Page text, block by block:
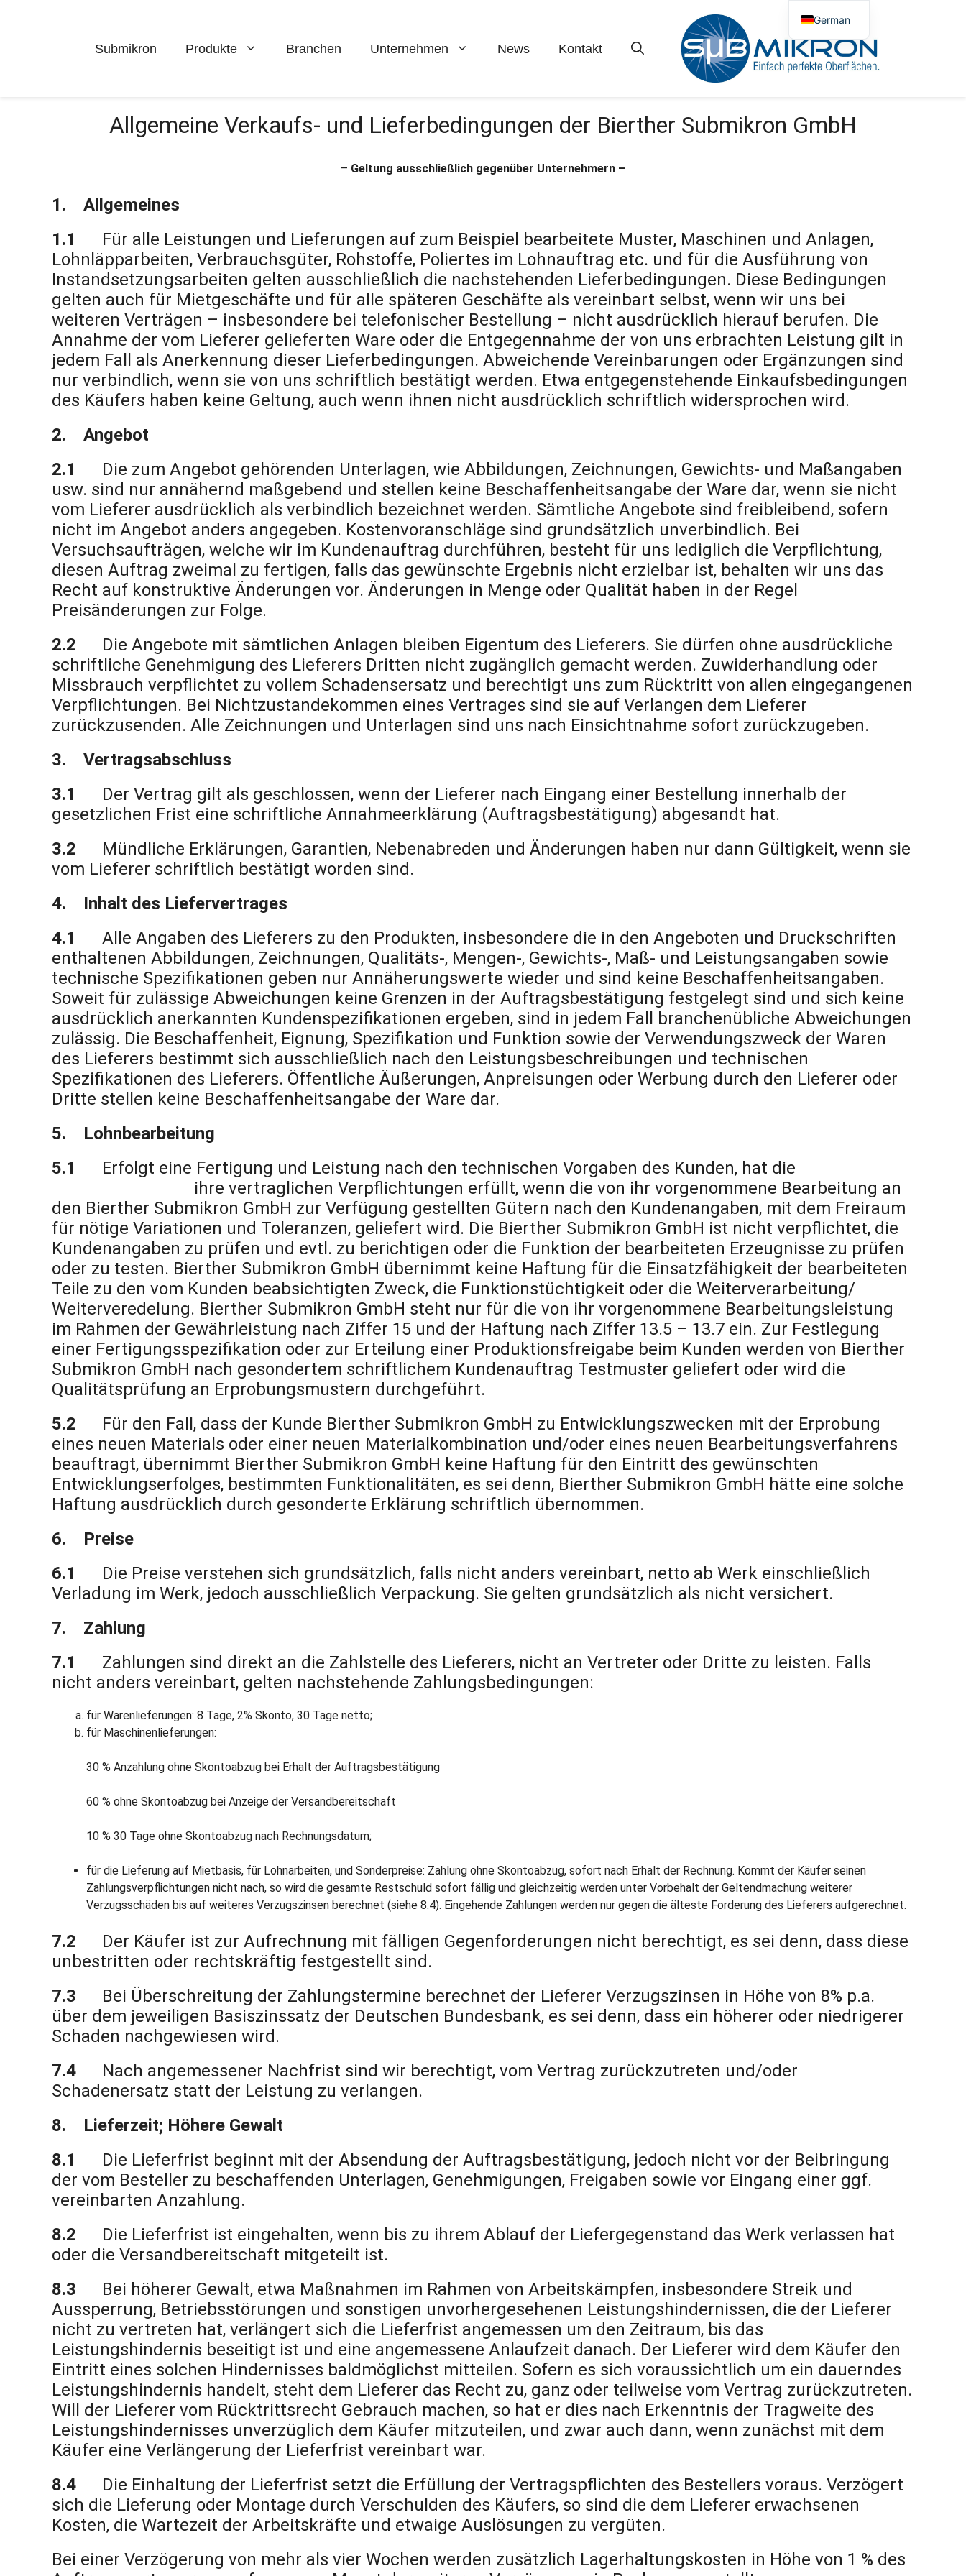
Submikron Produkte Branchen Unternehmen News Kontakt
Allgemeine Verkaufs- und Lieferbedingungen der Bierther Submikron GmbH
– Geltung ausschließlich gegenüber Unternehmern –
1.
Allgemeines
1.1 Für alle Leistungen und Lieferungen auf zum Beispiel bearbeitete Muster, Maschinen und Anlagen,
Lohnläpparbeiten, Verbrauchsgüter, Rohstoffe, Poliertes im Lohnauftrag etc. und für die Ausführung von
Instandsetzungsarbeiten gelten ausschließlich die nachstehenden Lieferbedingungen. Diese Bedingungen
gelten auch für Mietgeschäfte und für alle späteren Geschäfte als vereinbart selbst, wenn wir uns bei
weiteren Verträgen – insbesondere bei telefonischer Bestellung – nicht ausdrücklich hierauf berufen. Die
Annahme der vom Lieferer gelieferten Ware oder die Entgegennahme der von uns erbrachten Leistung gilt in
jedem Fall als Anerkennung dieser Lieferbedingungen. Abweichende Vereinbarungen oder Ergänzungen sind
nur verbindlich, wenn sie von uns schriftlich bestätigt werden. Etwa entgegenstehende Einkaufsbedingungen
des Käufers haben keine Geltung, auch wenn ihnen nicht ausdrücklich schriftlich widersprochen wird.
2. Angebot
2.1 Die zum Angebot gehörenden Unterlagen, wie Abbildungen, Zeichnungen, Gewichts- und Maßangaben
usw. sind nur annähernd maßgebend und stellen keine Beschaffenheitsangabe der Ware dar, wenn sie nicht
vom Lieferer ausdrücklich als verbindlich bezeichnet werden. Sämtliche Angebote sind freibleibend, sofern
nicht im Angebot anders angegeben. Kostenvoranschläge sind grundsätzlich unverbindlich. Bei
Versuchsaufträgen, welche wir im Kundenauftrag durchführen, besteht für uns lediglich die Verpflichtung,
diesen Auftrag zweimal zu fertigen, falls das gewünschte Ergebnis nicht erzielbar ist, behalten wir uns das
Recht auf konstruktive Änderungen vor. Änderungen in Menge oder Qualität haben in der Regel
Preisänderungen zur Folge.
2.2 Die Angebote mit sämtlichen Anlagen bleiben Eigentum des Lieferers. Sie dürfen ohne ausdrückliche
schriftliche Genehmigung des Lieferers Dritten nicht zugänglich gemacht werden. Zuwiderhandlung oder
Missbrauch verpflichtet zu vollem Schadensersatz und berechtigt uns zum Rücktritt von allen eingegangenen
Verpflichtungen. Bei Nichtzustandekommen eines Vertrages sind sie auf Verlangen dem Lieferer
zurückzusenden. Alle Zeichnungen und Unterlagen sind uns nach Einsichtnahme sofort zurückzugeben.
3. Vertragsabschluss
3.1 Der Vertrag gilt als geschlossen, wenn der Lieferer nach Eingang einer Bestellung innerhalb der
gesetzlichen Frist eine schriftliche Annahmeerklärung (Auftragsbestätigung) abgesandt hat.
3.2 Mündliche Erklärungen, Garantien, Nebenabreden und Änderungen haben nur dann Gültigkeit, wenn sie
vom Lieferer schriftlich bestätigt worden sind.
4. Inhalt des Liefervertrages
4.1 Alle Angaben des Lieferers zu den Produkten, insbesondere die in den Angeboten und Druckschriften
enthaltenen Abbildungen, Zeichnungen, Qualitäts-, Mengen-, Gewichts-, Maß- und Leistungsangaben sowie
technische Spezifikationen geben nur Annäherungswerte wieder und sind keine Beschaffenheitsangaben.
Soweit für zulässige Abweichungen keine Grenzen in der Auftragsbestätigung festgelegt sind und sich keine
ausdrücklich anerkannten Kundenspezifikationen ergeben, sind in jedem Fall branchenübliche Abweichungen
zulässig. Die Beschaffenheit, Eignung, Spezifikation und Funktion sowie der Verwendungszweck der Waren
des Lieferers bestimmt sich ausschließlich nach den Leistungsbeschreibungen und technischen
Spezifikationen des Lieferers. Öffentliche Äußerungen, Anpreisungen oder Werbung durch den Lieferer oder
Dritte stellen keine Beschaffenheitsangabe der Ware dar.
5. Lohnbearbeitung
5.1 Erfolgt eine Fertigung und Leistung nach den technischen Vorgaben des Kunden, hat die
ihre vertraglichen Verpflichtungen erfüllt, wenn die von ihr vorgenommene Bearbeitung an
den Bierther Submikron GmbH zur Verfügung gestellten Gütern nach den Kundenangaben, mit dem Freiraum
für nötige Variationen und Toleranzen, geliefert wird. Die Bierther Submikron GmbH ist nicht verpflichtet, die
Kundenangaben zu prüfen und evtl. zu berichtigen oder die Funktion der bearbeiteten Erzeugnisse zu prüfen
oder zu testen. Bierther Submikron GmbH übernimmt keine Haftung für die Einsatzfähigkeit der bearbeiteten
Teile zu den vom Kunden beabsichtigten Zweck, die Funktionstüchtigkeit oder die Weiterverarbeitung/
Weiterveredelung. Bierther Submikron GmbH steht nur für die von ihr vorgenommene Bearbeitungsleistung
im Rahmen der Gewährleistung nach Ziffer 15 und der Haftung nach Ziffer 13.5 – 13.7 ein. Zur Festlegung
einer Fertigungsspezifikation oder zur Erteilung einer Produktionsfreigabe beim Kunden werden von Bierther
Submikron GmbH nach gesondertem schriftlichem Kundenauftrag Testmuster geliefert oder wird die
Qualitätsprüfung an Erprobungsmustern durchgeführt.
5.2 Für den Fall, dass der Kunde Bierther Submikron GmbH zu Entwicklungszwecken mit der Erprobung
eines neuen Materials oder einer neuen Materialkombination und/oder eines neuen Bearbeitungsverfahrens
beauftragt, übernimmt Bierther Submikron GmbH keine Haftung für den Eintritt des gewünschten
Entwicklungserfolges, bestimmten Funktionalitäten, es sei denn, Bierther Submikron GmbH hätte eine solche
Haftung ausdrücklich durch gesonderte Erklärung schriftlich übernommen.
6. Preise
6.1 Die Preise verstehen sich grundsätzlich, falls nicht anders vereinbart, netto ab Werk einschließlich
Verladung im Werk, jedoch ausschließlich Verpackung. Sie gelten grundsätzlich als nicht versichert.
7. Zahlung
7.1 Zahlungen sind direkt an die Zahlstelle des Lieferers, nicht an Vertreter oder Dritte zu leisten. Falls
nicht anders vereinbart, gelten nachstehende Zahlungsbedingungen:
für Warenlieferungen: 8 Tage, 2% Skonto, 30 Tage netto;
für Maschinenlieferungen:
30 % Anzahlung ohne Skontoabzug bei Erhalt der Auftragsbestätigung
60 % ohne Skontoabzug bei Anzeige der Versandbereitschaft
10 % 30 Tage ohne Skontoabzug nach Rechnungsdatum;
für die Lieferung auf Mietbasis, für Lohnarbeiten, und Sonderpreise: Zahlung ohne Skontoabzug, sofort nach Erhalt der Rechnung. Kommt der Käufer seinen
Zahlungsverpflichtungen nicht nach, so wird die gesamte Restschuld sofort fällig und gleichzeitig werden unter Vorbehalt der Geltendmachung weiterer
Verzugsschäden bis auf weiteres Verzugszinsen berechnet (siehe 8.4). Eingehende Zahlungen werden nur gegen die älteste Forderung des Lieferers aufgerechnet.
7.2 Der Käufer ist zur Aufrechnung mit fälligen Gegenforderungen nicht berechtigt, es sei denn, dass diese
unbestritten oder rechtskräftig festgestellt sind.
7.3 Bei Überschreitung der Zahlungstermine berechnet der Lieferer Verzugszinsen in Höhe von 8% p.a.
über dem jeweiligen Basiszinssatz der Deutschen Bundesbank, es sei denn, dass ein höherer oder niedrigerer
Schaden nachgewiesen wird.
7.4 Nach angemessener Nachfrist sind wir berechtigt, vom Vertrag zurückzutreten und/oder
Schadenersatz statt der Leistung zu verlangen.
8. Lieferzeit; Höhere Gewalt
8.1 Die Lieferfrist beginnt mit der Absendung der Auftragsbestätigung, jedoch nicht vor der Beibringung
der vom Besteller zu beschaffenden Unterlagen, Genehmigungen, Freigaben sowie vor Eingang einer ggf.
vereinbarten Anzahlung.
8.2 Die Lieferfrist ist eingehalten, wenn bis zu ihrem Ablauf der Liefergegenstand das Werk verlassen hat
oder die Versandbereitschaft mitgeteilt ist.
8.3 Bei höherer Gewalt, etwa Maßnahmen im Rahmen von Arbeitskämpfen, insbesondere Streik und
Aussperrung, Betriebsstörungen und sonstigen unvorhergesehenen Leistungshindernissen, die der Lieferer
nicht zu vertreten hat, verlängert sich die Lieferfrist angemessen um den Zeitraum, bis das
Leistungshindernis beseitigt ist und eine angemessene Anlaufzeit danach. Der Lieferer wird dem Käufer den
Eintritt eines solchen Hindernisses baldmöglichst mitteilen. Sofern es sich voraussichtlich um ein dauerndes
Leistungshindernis handelt, steht dem Lieferer das Recht zu, ganz oder teilweise vom Vertrag zurückzutreten.
Will der Lieferer vom Rücktrittsrecht Gebrauch machen, so hat er dies nach Erkenntnis der Tragweite des
Leistungshindernisses unverzüglich dem Käufer mitzuteilen, und zwar auch dann, wenn zunächst mit dem
Käufer eine Verlängerung der Lieferfrist vereinbart war.
8.4 Die Einhaltung der Lieferfrist setzt die Erfüllung der Vertragspflichten des Bestellers voraus. Verzögert
sich die Lieferung oder Montage durch Verschulden des Käufers, so sind die dem Lieferer erwachsenen
Kosten, die Wartezeit der Arbeitskräfte und etwaige Auslösungen zu vergüten.
Bei einer Verzögerung von mehr als vier Wochen werden zusätzlich Lagerhaltungskosten in Höhe von 1 % des
German
English
Polish